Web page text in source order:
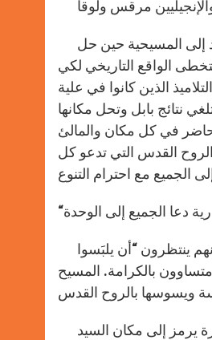
الواقع التاريخي لكي
الذين كانوا في علية
نتائج بابل وتحل مكانها
في كل مكان والمالئ
الروح القدس التي تدعو كل
بالكرامة. المسيح